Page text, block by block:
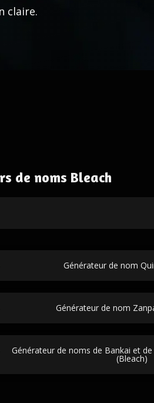
claire.
de noms Bleach
Générateur de nom
Générateur de nom
Générateur de noms de Bankai et
(Bleach)